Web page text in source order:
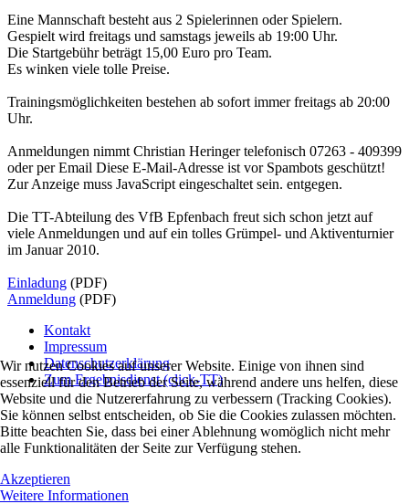
Eine Mannschaft besteht aus 2 Spielerinnen oder Spielern.
Gespielt wird freitags und samstags jeweils ab 19:00 Uhr.
Die Startgebühr beträgt 15,00 Euro pro Team.
Es winken viele tolle Preise.
Trainingsmöglichkeiten bestehen ab sofort immer freitags ab 20:00
Uhr.
Anmeldungen nimmt Christian Heringer telefonisch 07263 - 409399
oder per Email Diese E-Mail-Adresse ist vor Spambots geschützt!
Zur Anzeige muss JavaScript eingeschaltet sein. entgegen.
Die TT-Abteilung des VfB Epfenbach freut sich schon jetzt auf
viele Anmeldungen und auf ein tolles Grümpel- und Aktiventurnier
im Januar 2010.
Einladung (PDF)
Anmeldung (PDF)
Kontakt
Impressum
Datenschutzerklärung
Zum Ergebnisdienst (click-TT)
Wir nutzen Cookies auf unserer Website. Einige von ihnen sind
essenziell für den Betrieb der Seite, während andere uns helfen, diese
Website und die Nutzererfahrung zu verbessern (Tracking Cookies).
Sie können selbst entscheiden, ob Sie die Cookies zulassen möchten.
Bitte beachten Sie, dass bei einer Ablehnung womöglich nicht mehr
alle Funktionalitäten der Seite zur Verfügung stehen.
Akzeptieren
Weitere Informationen